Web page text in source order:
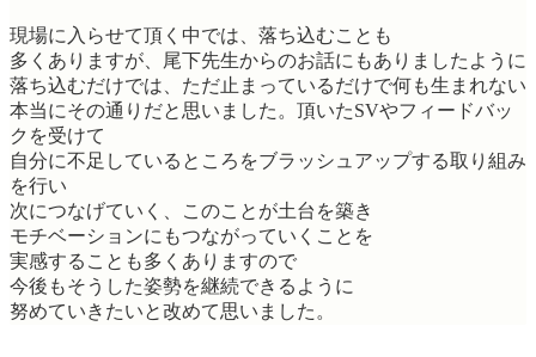
現場に入らせて頂く中では、落ち込むことも
多くありますが、尾下先生からのお話にもありましたように
落ち込むだけでは、ただ止まっているだけで何も生まれない
本当にその通りだと思いました。頂いたSVやフィードバッ
クを受けて
自分に不足しているところをブラッシュアップする取り組み
を行い
次につなげていく、このことが土台を築き
モチベーションにもつながっていくことを
実感することも多くありますので
今後もそうした姿勢を継続できるように
努めていきたいと改めて思いました。